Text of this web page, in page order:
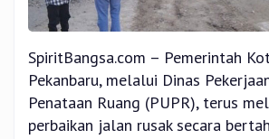
SpiritBangsa.com – Pemerintah
Pekanbaru, melalui Dinas
Penataan Ruang (PUPR), terus
perbaikan jalan rusak secara